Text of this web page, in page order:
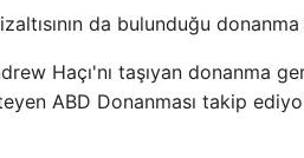
da bulunduğu
Haçı'nı taşıyan donanma
ABD Donanması takip